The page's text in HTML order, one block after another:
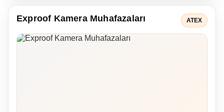
Exproof Kamera Muhafazaları ATEX